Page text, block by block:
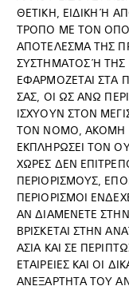
ΘΕΤΙΚΗ, ΕΙΔΙΚΗ Ή
ΤΡΟΠΟ ΜΕ ΤΟΝ
ΑΠΟΤΕΛΕΣΜΑ ΤΗΣ
ΣΥΣΤΗΜΑΤΟΣ Ή
ΕΦΑΡΜΟΖΕΤΑΙ ΣΤΑ
ΣΑΣ, ΟΙ ΩΣ ΑΝΩ
ΙΣΧΥΟΥΝ ΣΤΟΝ
ΤΟΝ ΝΟΜΟ, ΑΚΟΜΗ
ΕΚΠΛΗΡΩΣΕΙ ΤΟΝ
ΧΩΡΕΣ ΔΕΝ
ΠΕΡΙΟΡΙΣΜΟΥΣ,
ΠΕΡΙΟΡΙΣΜΟΙ
ΑΝ ΔΙΑΜΕΝΕΤΕ
ΒΡΙΣΚΕΤΑΙ ΣΤΗΝ
ΑΣΙΑ ΚΑΙ ΣΕ
ΕΤΑΙΡΕΙΕΣ ΚΑΙ ΟΙ
ΑΝΕΞΑΡΤΗΤΑ ΤΟΥ